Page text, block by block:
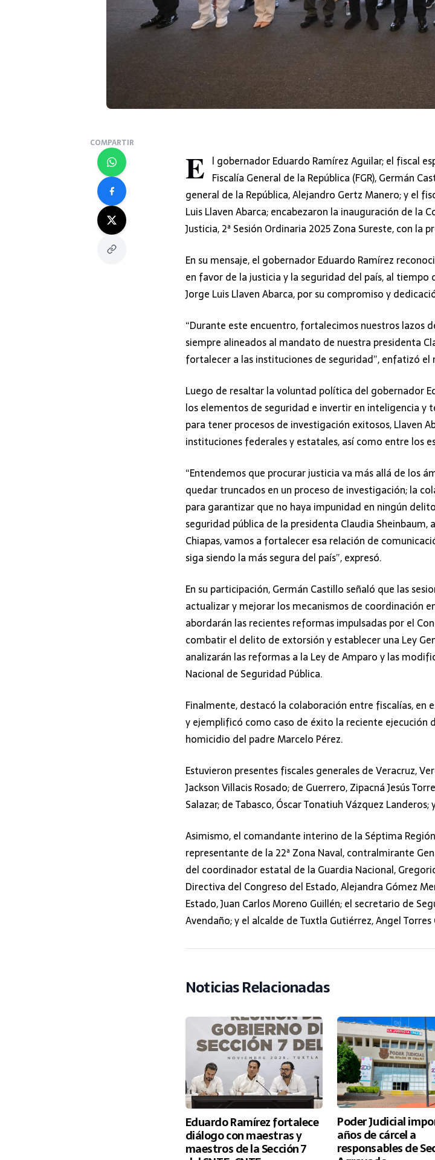
COMPARTIR
E l gobernador Eduardo Ramírez Aguilar; el fiscal
Fiscalía General de la República (FGR), Germán
general de la República, Alejandro Gertz Manero; y el
Luis Llaven Abarca; encabezaron la inauguración de la
Justicia, 2ª Sesión Ordinaria 2025 Zona Sureste, con la
En su mensaje, el gobernador Eduardo Ramírez
en favor de la justicia y la seguridad del país, al tiempo
Jorge Luis Llaven Abarca, por su compromiso y
“Durante este encuentro, fortalecimos nuestros lazos
siempre alineados al mandato de nuestra presidenta
fortalecer a las instituciones de seguridad”, enfatizó
Luego de resaltar la voluntad política del gobernador
los elementos de seguridad e invertir en inteligencia
para tener procesos de investigación exitosos, Llaven
instituciones federales y estatales, así como entre los
“Entendemos que procurar justicia va más allá de los
quedar truncados en un proceso de investigación; la
para garantizar que no haya impunidad en ningún
seguridad pública de la presidenta Claudia Sheinbaum,
Chiapas, vamos a fortalecer esa relación de
siga siendo la más segura del país”, expresó.
En su participación, Germán Castillo señaló que las
actualizar y mejorar los mecanismos de coordinación
abordarán las recientes reformas impulsadas por el
combatir el delito de extorsión y establecer una Ley
analizarán las reformas a la Ley de Amparo y las
Nacional de Seguridad Pública.
Finalmente, destacó la colaboración entre fiscalías, en
y ejemplificó como caso de éxito la reciente ejecución
homicidio del padre Marcelo Pérez.
Estuvieron presentes fiscales generales de Veracruz,
Jackson Villacis Rosado; de Guerrero, Zipacná Jesús
Salazar; de Tabasco, Óscar Tonatiuh Vázquez
Asimismo, el comandante interino de la Séptima
representante de la 22ª Zona Naval, contralmirante
del coordinador estatal de la Guardia Nacional,
Directiva del Congreso del Estado, Alejandra Gómez
Estado, Juan Carlos Moreno Guillén; el secretario de
Avendaño; y el alcalde de Tuxtla Gutiérrez, Angel Torres
Noticias Relacionadas
Eduardo Ramírez fortalece
diálogo con maestras y
maestros de la Sección 7
Poder Judicial
años de cárcel a
responsables de